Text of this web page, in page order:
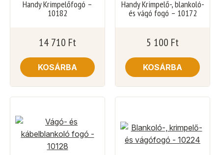
Handy Krimpelőfogó –
10182
14 710 Ft
KOSÁRBA
Handy Krimpelő-, blankoló-
és vágó fogó – 10172
5 100 Ft
KOSÁRBA